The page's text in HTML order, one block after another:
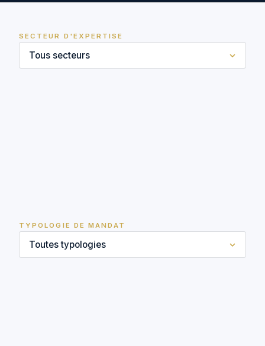
SECTEUR D'EXPERTISE
TYPOLOGIE DE MANDAT